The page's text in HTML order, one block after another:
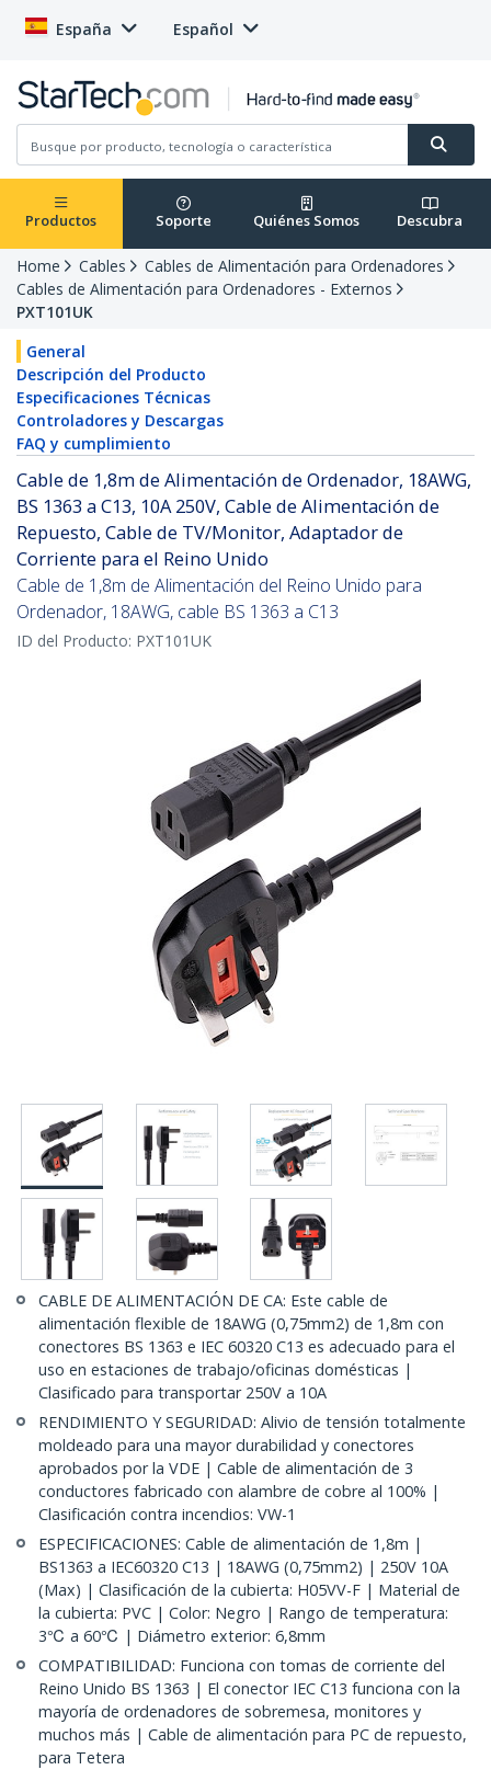
España Español
Productos Soporte Quiénes Somos Descubra
Home Cables
Cables de Alimentación para Ordenadores
Cables de Alimentación para Ordenadores - Externos
PXT101UK
General
Descripción del Producto
Especificaciones Técnicas
Controladores y Descargas
FAQ y cumplimiento
Cable de 1,8m de Alimentación de Ordenador, 18AWG,
BS 1363 a C13, 10A 250V, Cable de Alimentación de
Repuesto, Cable de TV/Monitor, Adaptador de
Corriente para el Reino Unido
Cable de 1,8m de Alimentación del Reino Unido para
Ordenador, 18AWG, cable BS 1363 a C13
ID del Producto: PXT101UK
CABLE DE ALIMENTACIÓN DE CA: Este cable de
alimentación flexible de 18AWG (0,75mm2) de 1,8m con
conectores BS 1363 e IEC 60320 C13 es adecuado para el
uso en estaciones de trabajo/oficinas domésticas |
Clasificado para transportar 250V a 10A
RENDIMIENTO Y SEGURIDAD: Alivio de tensión totalmente
moldeado para una mayor durabilidad y conectores
aprobados por la VDE | Cable de alimentación de 3
conductores fabricado con alambre de cobre al 100% |
Clasificación contra incendios: VW-1
ESPECIFICACIONES: Cable de alimentación de 1,8m |
BS1363 a IEC60320 C13 | 18AWG (0,75mm2) | 250V 10A
(Max) | Clasificación de la cubierta: H05VV-F | Material de
la cubierta: PVC | Color: Negro | Rango de temperatura:
3℃ a 60℃ | Diámetro exterior: 6,8mm
COMPATIBILIDAD: Funciona con tomas de corriente del
Reino Unido BS 1363 | El conector IEC C13 funciona con la
mayoría de ordenadores de sobremesa, monitores y
muchos más | Cable de alimentación para PC de repuesto,
para Tetera